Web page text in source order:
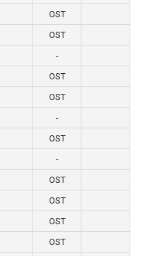
OST
OST
-
OST
OST
-
OST
-
OST
OST
OST
OST